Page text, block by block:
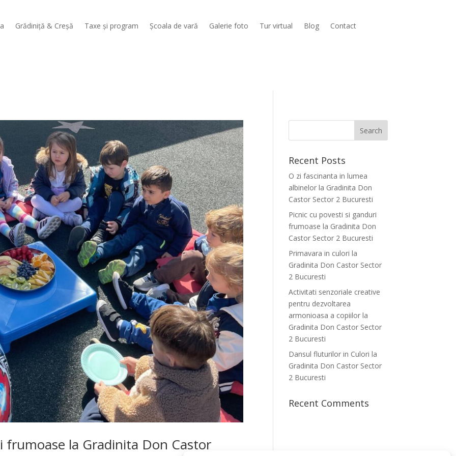
Grădiniță & Creșă Taxe și program Școala de vară Galerie foto Tur virtual Blog Contact
frumoase la Gradinita Don Castor
Recent Posts
O zi fascinanta in lumea
albinelor la Gradinita Don
Castor Sector 2 Bucuresti
Picnic cu povesti si ganduri
frumoase la Gradinita Don
Castor Sector 2 Bucuresti
Primavara in culori la
Gradinita Don Castor Sector
2 Bucuresti
Activitati senzoriale creative
pentru dezvoltarea
armonioasa a copiilor la
Gradinita Don Castor Sector
2 Bucuresti
Dansul fluturilor in Culori la
Gradinita Don Castor Sector
2 Bucuresti
Recent Comments